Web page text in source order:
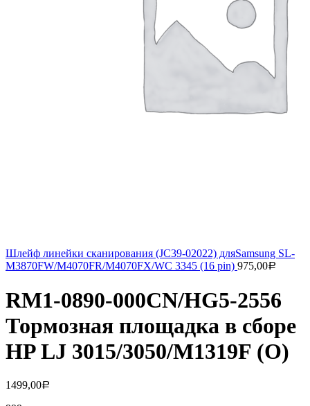
Шлейф линейки сканирования (JC39-02022) дляSamsung SL-
M3870FW/M4070FR/M4070FX/WC 3345 (16 pin) 975,00Р
RM1-0890-000CN/HG5-2556
Тормозная площадка в сборе
HP LJ 3015/3050/M1319F (О)
1499,00Р